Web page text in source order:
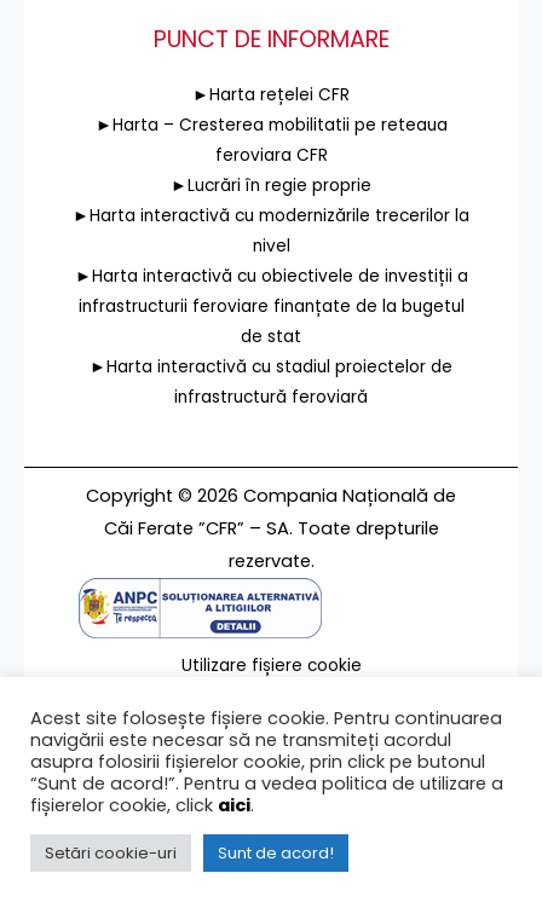
PUNCT DE INFORMARE
►Harta rețelei CFR
►Harta – Cresterea mobilitatii pe reteaua
feroviara CFR
►Lucrări în regie proprie
►Harta interactivă cu modernizările trecerilor la
nivel
►Harta interactivă cu obiectivele de investiții a
infrastructurii feroviare finanțate de la bugetul
de stat
►Harta interactivă cu stadiul proiectelor de
infrastructură feroviară
Copyright © 2026 Compania Națională de
Căi Ferate ”CFR” – SA. Toate drepturile
rezervate.
Utilizare fișiere cookie
Contact
Ultima modificare a paginii 20/10/2023
Acest site folosește fișiere cookie. Pentru continuarea
navigării este necesar să ne transmiteți acordul
asupra folosirii fișierelor cookie, prin click pe butonul
“Sunt de acord!”. Pentru a vedea politica de utilizare a
fișierelor cookie, click aici.
Setări cookie-uri Sunt de acord!